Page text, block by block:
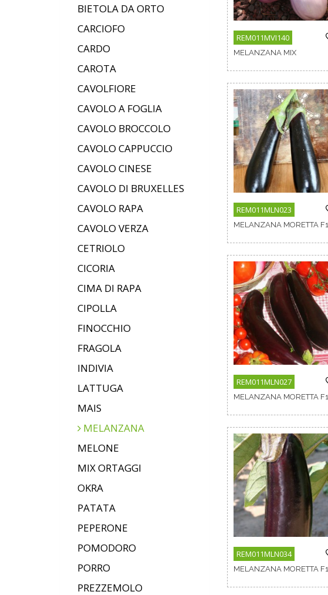
BIETOLA DA ORTO
CARCIOFO
CARDO
CAROTA
CAVOLFIORE
CAVOLO A FOGLIA
CAVOLO BROCCOLO
CAVOLO CAPPUCCIO
CAVOLO CINESE
CAVOLO DI BRUXELLES
CAVOLO RAPA
CAVOLO VERZA
CETRIOLO
CICORIA
CIMA DI RAPA
CIPOLLA
FINOCCHIO
FRAGOLA
INDIVIA
LATTUGA
MAIS
MELANZANA
MELONE
MIX ORTAGGI
OKRA
PATATA
PEPERONE
POMODORO
PORRO
PREZZEMOLO
REM011MVI140
MELANZANA MIX
REM011MLN023
MELANZANA MORETTA F1
REM011MLN027
MELANZANA MORETTA F1
REM011MLN034
MELANZANA MORETTA F1